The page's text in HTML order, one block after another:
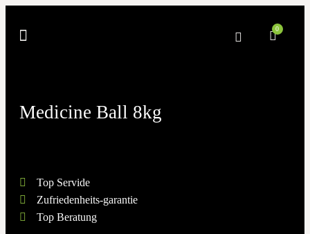
0
Medicine Ball 8kg
Top Servide
Zufriedenheits-garantie
Top Beratung